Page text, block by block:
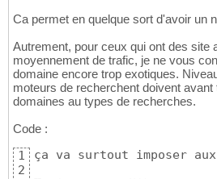
Ca permet en quelque sort d'avoir un
Autrement, pour ceux qui ont des site
moyennement de trafic, je ne vous
domaine encore trop exotiques.
moteurs de recherchent doivent avant
domaines au types de recherches.
Code :
1
2
ça va surtout imposer